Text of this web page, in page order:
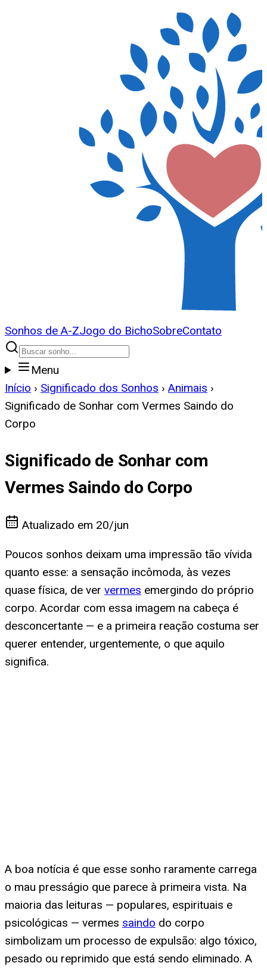
Sonhos de A-ZJogo do BichoSobreContato
Menu
Início › Significado dos Sonhos › Animais ›
Significado de Sonhar com Vermes Saindo do
Corpo
Significado de Sonhar com
Vermes Saindo do Corpo
Atualizado em 20/jun
Poucos sonhos deixam uma impressão tão vívida
quanto esse: a sensação incômoda, às vezes
quase física, de ver vermes emergindo do próprio
corpo. Acordar com essa imagem na cabeça é
desconcertante — e a primeira reação costuma ser
querer entender, urgentemente, o que aquilo
significa.
A boa notícia é que esse sonho raramente carrega
o mau presságio que parece à primeira vista. Na
maioria das leituras — populares, espirituais e
psicológicas — vermes saindo do corpo
simbolizam um processo de expulsão: algo tóxico,
pesado ou reprimido que está sendo eliminado. A